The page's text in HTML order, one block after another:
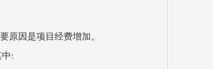
原因是项目经费增加。
,其中: